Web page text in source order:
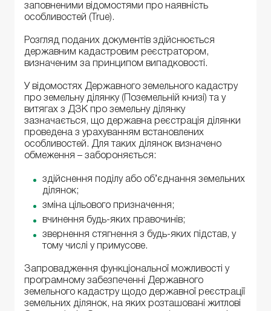
заповненими відомостями про наявність
особливостей (True).
Розгляд поданих документів здійснюється
державним кадастровим реєстратором,
визначеним за принципом випадковості.
У відомостях Державного земельного кадастру
про земельну ділянку (Поземельній книзі) та у
витягах з ДЗК про земельну ділянку
зазначається, що державна реєстрація ділянки
проведена з урахуванням встановлених
особливостей. Для таких ділянок визначено
обмеження – забороняється:
здійснення поділу або об’єднання земельних
ділянок;
зміна цільового призначення;
вчинення будь-яких правочинів;
звернення стягнення з будь-яких підстав, у
тому числі у примусове.
Запровадження функціональної можливості у
програмному забезпеченні Державного
земельного кадастру щодо державної реєстрації
земельних ділянок, на яких розташовані житлові